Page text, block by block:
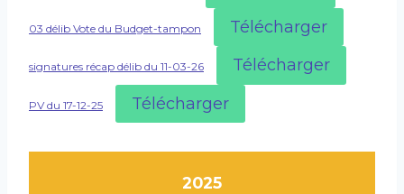
03 délib Vote du Budget-tampon Télécharger
signatures récap délib du 11-03-26 Télécharger
PV du 17-12-25 Télécharger
2025